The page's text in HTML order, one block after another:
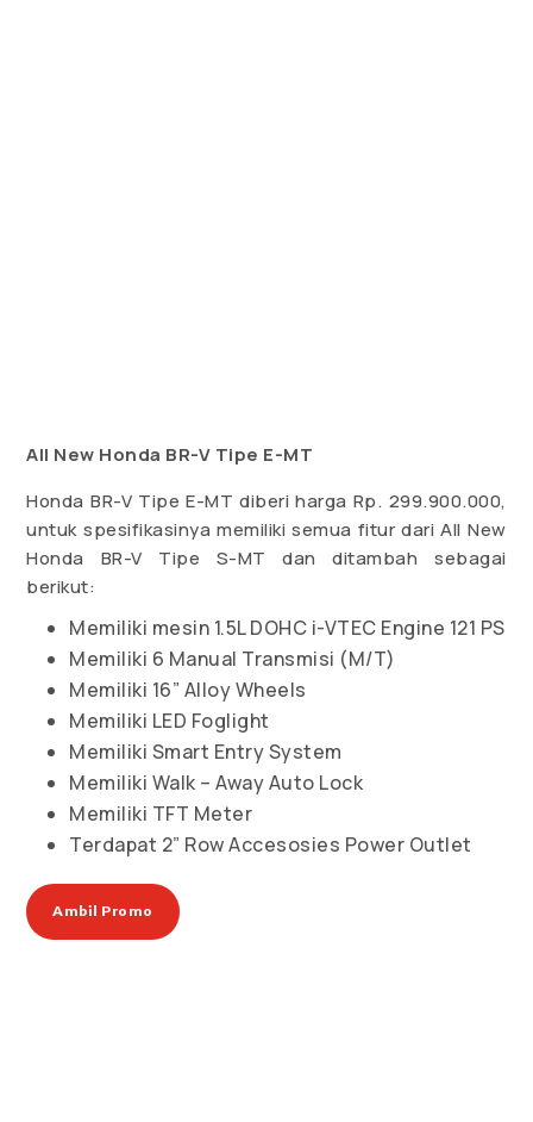
All New Honda BR-V Tipe E-MT
Honda BR-V Tipe E-MT diberi harga Rp. 299.900.000,
untuk spesifikasinya memiliki semua fitur dari All New
Honda BR-V Tipe S-MT dan ditambah sebagai
berikut:
Memiliki mesin 1.5L DOHC i-VTEC Engine 121 PS
Memiliki 6 Manual Transmisi (M/T)
Memiliki 16” Alloy Wheels
Memiliki LED Foglight
Memiliki Smart Entry System
Memiliki Walk – Away Auto Lock
Memiliki TFT Meter
Terdapat 2” Row Accesosies Power Outlet
Ambil Promo